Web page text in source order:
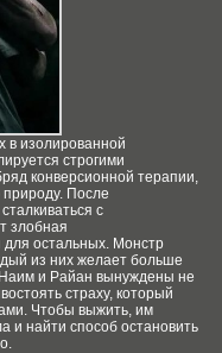
в изолированной
строгими
конверсионной терапии,
После
с
злобная
для остальных. Монстр
из них желает больше
Наим и Райан вынуждены не
страху, который
Чтобы выжить, им
и найти способ остановить